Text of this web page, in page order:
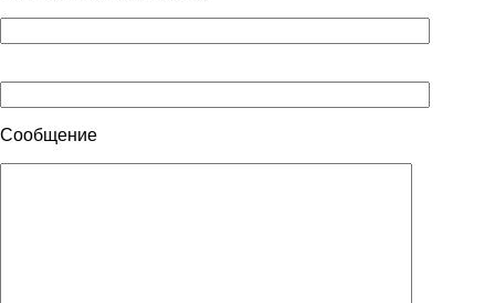
Сообщение